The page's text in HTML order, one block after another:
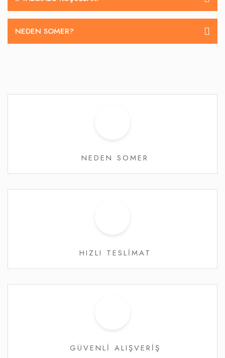
NEDEN SOMER?
NEDEN SOMER
HIZLI TESLİMAT
GÜVENLİ ALIŞVERİŞ